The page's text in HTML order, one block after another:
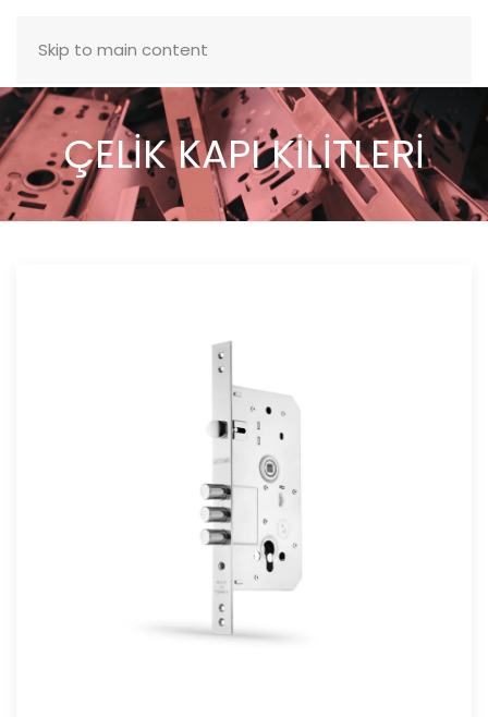
Skip to main content
ÇELİK KAPI KİLİTLERİ